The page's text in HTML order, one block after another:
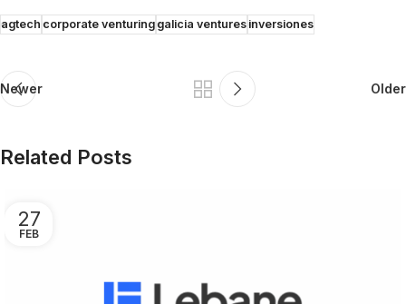
agtech corporate venturinggalicia venturesinversiones
Newer Older
Related Posts
27
FEB